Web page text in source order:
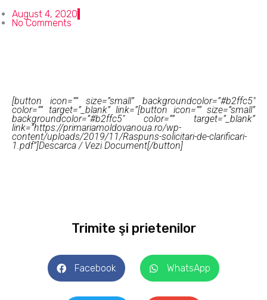
August 4, 2020
No Comments
[button icon=”” size=”small” backgroundcolor=”#b2ffc5″
color=”” target=”_blank” link=”[button icon=”” size=”small”
backgroundcolor=”#b2ffc5″ color=”” target=”_blank”
link=”https://primariamoldovanoua.ro/wp-
content/uploads/2019/11/Raspuns-solicitari-de-clarificari-
1.pdf”]Descarca / Vezi Document[/button]
Trimite şi prietenilor
Facebook WhatsApp